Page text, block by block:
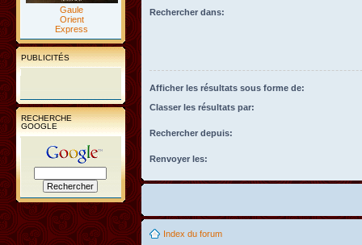
Gaule
Orient
Express
PUBLICITÉS
RECHERCHE
GOOGLE
Rechercher dans:
Afficher les résultats sous forme de:
Classer les résultats par:
Rechercher depuis:
Renvoyer les:
Index du forum